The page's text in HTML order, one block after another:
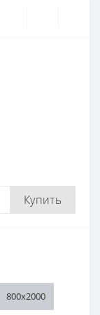
Купить
800x2000